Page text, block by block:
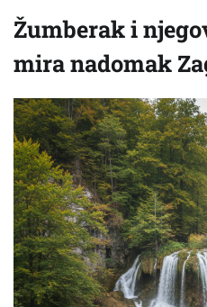
Žumberak i
mira nadomak